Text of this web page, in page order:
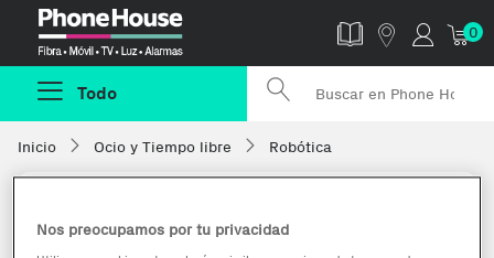
0
Todo
Inicio Ocio y Tiempo libre Robótica
Nos preocupamos por tu privacidad